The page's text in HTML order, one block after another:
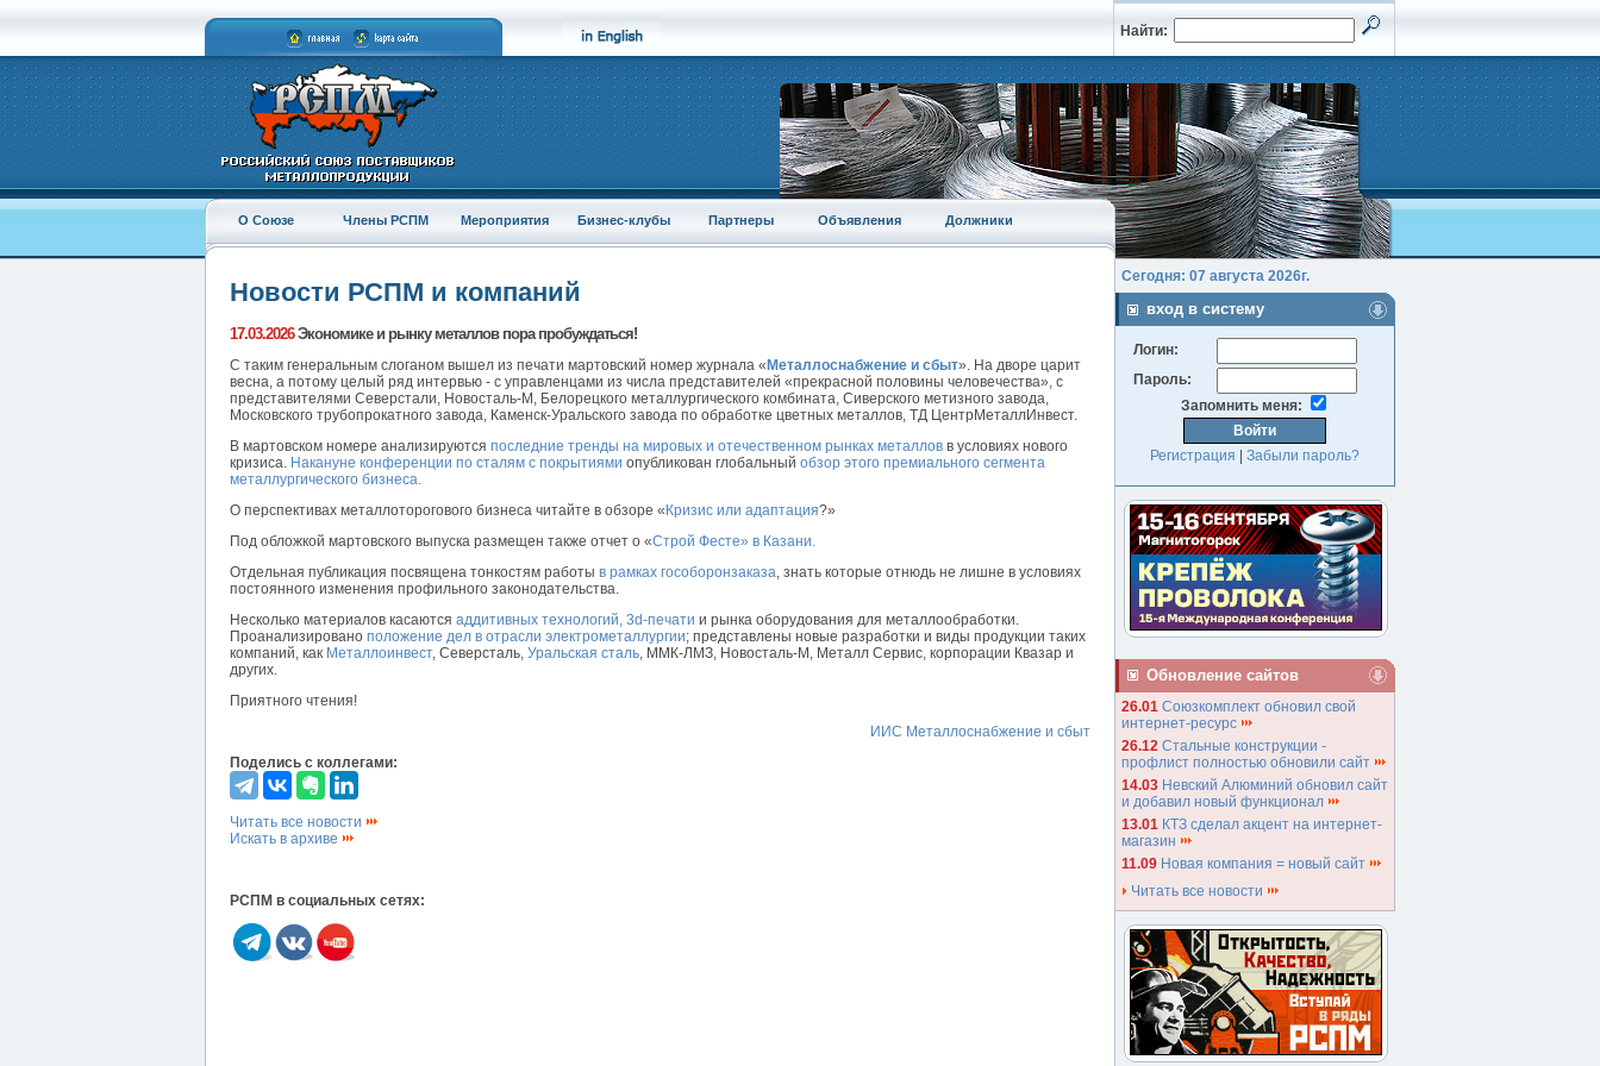
Найти:
О Союзе Члены РСПМ Мероприятия Бизнес-клубы Партнеры Объявления Должники
Новости РСПМ и компаний
17.03.2026Экономике и рынку металлов пора пробуждаться!
С таким генеральным слоганом вышел из печати мартовский номер журнала « Металлоснабжение и сбыт». На дворе царит
весна, а потому целый ряд интервью - с управленцами из числа представителей «прекрасной половины человечества», с
представителями Северстали, Новосталь-М, Белорецкого металлургического комбината, Сиверского метизного завода,
Московского трубопрокатного завода, Каменск-Уральского завода по обработке цветных металлов, ТД ЦентрМеталлИнвест.
В мартовском номере анализируются последние тренды на мировых и отечественном рынках металлов в условиях нового
кризиса. Накануне конференции по сталям с покрытиями опубликован глобальный обзор этого премиального сегмента
металлургического бизнеса.
О перспективах металлоторогового бизнеса читайте в обзоре « Кризис или адаптация?»
Под обложкой мартовского выпуска размещен также отчет о «Строй Фесте» в Казани.
Отдельная публикация посвящена тонкостям работы в рамках гособоронзаказа, знать которые отнюдь не лишне в условиях
постоянного изменения профильного законодательства.
Несколько материалов касаются аддитивных технологий, 3d-печати и рынка оборудования для металлообработки.
Проанализировано положение дел в отрасли электрометаллургии; представлены новые разработки и виды продукции таких
компаний, как Металлоинвест, Северсталь, Уральская сталь, ММК-ЛМЗ, Новосталь-М, Металл Сервис, корпорации Квазар и
других.
Приятного чтения!
ИИС Металлоснабжение и сбыт
Поделись с коллегами:
Читать все новости
Искать в архиве
РСПМ в социальных сетях:
Сегодня: 07 августа 2026г.
вход в систему
Логин:
Пароль:
Запомнить меня:
Регистрация Забыли пароль?
Обновление сайтов
26.01 Союзкомплект обновил свой
интернет-ресурс
26.12 Стальные конструкции -
профлист полностью обновили сайт
14.03 Невский Алюминий обновил сайт
и добавил новый функционал
13.01 КТЗ сделал акцент на интернет-
магазин
11.09 Новая компания = новый сайт
Читать все новости